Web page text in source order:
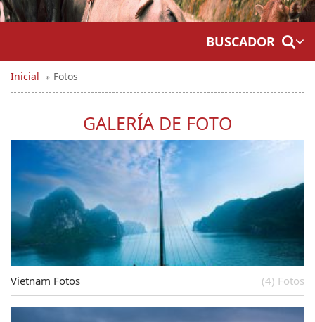
BUSCADOR
Inicial Fotos
GALERÍA DE FOTO
Vietnam Fotos (4) Fotos